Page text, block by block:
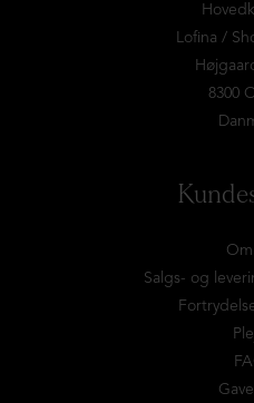
Lofina /
8300
Salgs- og